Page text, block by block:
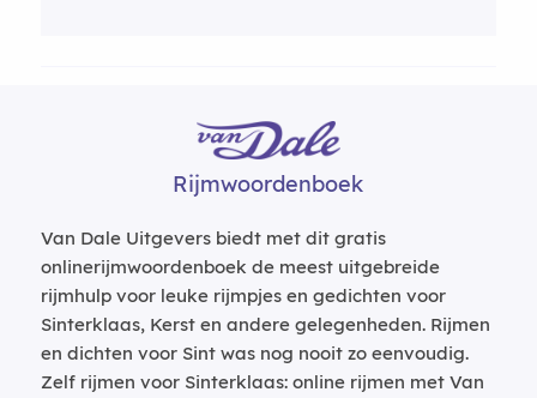
Rijmwoordenboek
Van Dale Uitgevers biedt met dit gratis
onlinerijmwoordenboek de meest uitgebreide
rijmhulp voor leuke rijmpjes en gedichten voor
Sinterklaas, Kerst en andere gelegenheden. Rijmen
en dichten voor Sint was nog nooit zo eenvoudig.
Zelf rijmen voor Sinterklaas: online rijmen met Van